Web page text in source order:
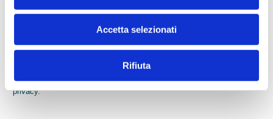
Accetta selezionati
Rifiuta
il trattamento dei miei dati personali ai sensi dell'attuale
normativa e confermo di aver preso visione dell'informativa
privacy.